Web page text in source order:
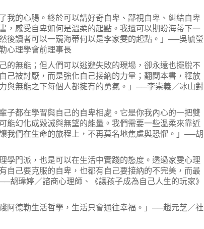
的心腸。終於可以請好奇自卑、鄙視自卑、糾結自卑
，感受自卑如何是溫柔的起點。我還可以期盼海蒂下一
後讀者可以一窺海蒂何以是李家雯的起點。」──吳毓瑩
心理學會前理事長
無能；但人們可以逃避失敗的現場，卻永遠也擺脫不
己被討厭，而是強化自己接納的力量；翻閱本書，釋放
與無能之下每個人都擁有的勇氣。」──李崇義／冰山對
都在學習與自己的自卑相處。它是你我內心的一把雙
能幻化成毀滅與無望的能量。我們需要一些溫柔來靠近
我們在生命的旅程上，不再莫名地焦慮與恐懼。」──胡
門派，也是可以在生活中實踐的態度。透過家雯心理
自己要克服的自卑，也都有自己要接納的不完美，而最
胡瑋婷／諮商心理師、《讓孩子成為自己人生的玩家》
德勒生活哲學，生活只會通往幸福。」──趙元芝／社